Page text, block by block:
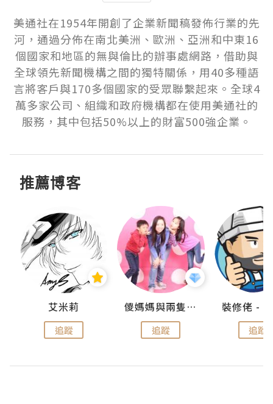
美通社在1954年開創了企業新聞稿發佈行業的先
河，通過分佈在南北美洲、歐洲、亞洲和中東16
個國家和地區的無與倫比的辦事處網路，借助與
全球領先新聞機構之間的獨特關係，用40多種語
言將客戶與170多個國家的受眾聯繫起來。全球4
萬多家公司、組織和政府機構都在使用美通社的
服務，其中包括50%以上的財富500強企業。
推薦博客
艾米莉
追蹤
儍媽媽與兩隻小魔怪之家
追蹤 追蹤